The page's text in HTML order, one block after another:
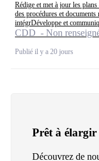
Rédige et met à jour les
des procédures et documents
intégrDéveloppe et
CDD - Non
Publié il y a 20 jours
Prêt à élargir
Découvrez de